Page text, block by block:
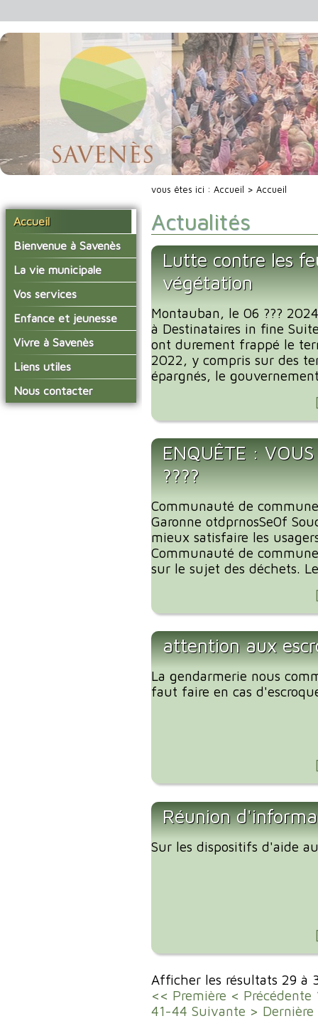
Accueil
Bienvenue à Savenès
Situer Savenès
Savenès en chiffre
L'histoire du village
Actualités de Savenès
sur ladepeche.fr
La vie municipale
Vos élus
Les compte-rendus du
conseil municipal
Les commissions
Les diverses
délégations/syndicats
L'urbanisme
Vos services
La mairie
Le service technique
Les services de l'école
Les installations
municipales
La collecte des ordures
Enfance et jeunesse
L'école primaire
La garderie et la cantine
Le temps périscolaire
La petite enfance
Vivre à Savenès
Agenda Salle des Fetes
Liens utiles
Communauté de
Communes Grand Sud
Tarn et Garonne
Nous contacter
vous êtes ici : Accueil > Accueil
Actualités
Lutte contre les
végétation
Montauban, le 06 ???
à Destinataires in fine
ont durement frappé le
2022, y compris sur des
épargnés, le
ENQUÊTE :
????
Communauté de
Garonne otdprnosSe0f
mieux satisfaire les
Communauté de
sur le sujet des déchets.
attention aux
La gendarmerie nous
faut faire en cas
Réunion
Sur les dispositifs d'aide
Afficher les résultats 29 à
<< Première < Précédente
41-44 Suivante >